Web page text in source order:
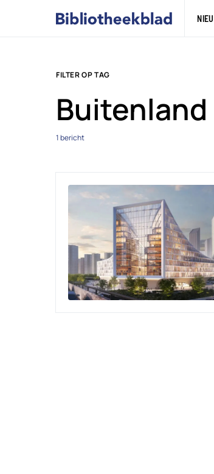
FILTER OP TAG
Buitenland
1 bericht